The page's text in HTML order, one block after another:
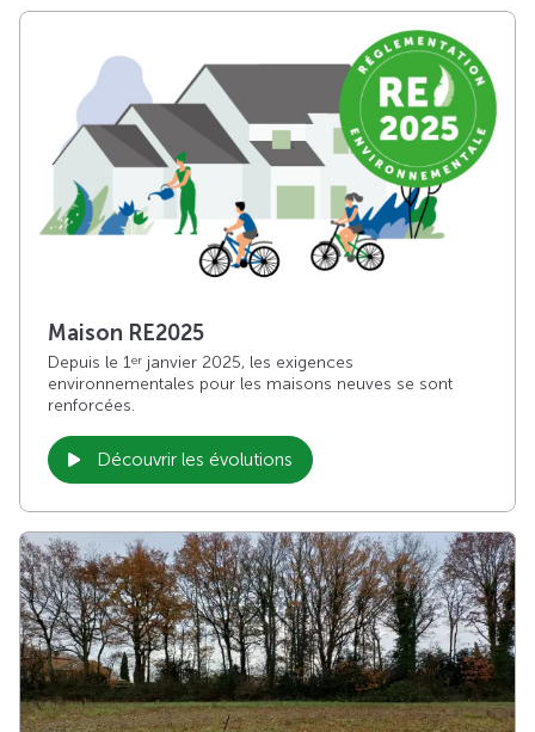
Maison RE2025
Depuis le 1er janvier 2025, les exigences
environnementales pour les maisons neuves se sont
renforcées.
Découvrir les évolutions